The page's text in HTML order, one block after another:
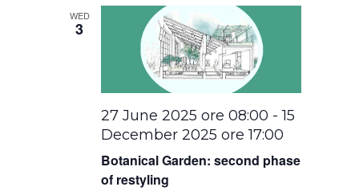
WED
3
Botanical Garden: second phase
of restyling
27 June 2025 ore 08:00 -15
December 2025 ore 17:00